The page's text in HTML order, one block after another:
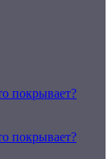
покрывает?
покрывает?